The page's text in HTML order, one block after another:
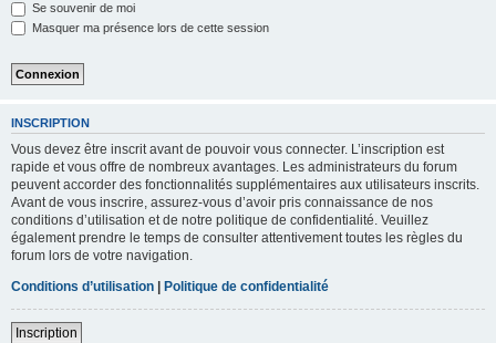
Se souvenir de moi
Masquer ma présence lors de cette session
INSCRIPTION
Vous devez être inscrit avant de pouvoir vous connecter. L’inscription est
rapide et vous offre de nombreux avantages. Les administrateurs du forum
peuvent accorder des fonctionnalités supplémentaires aux utilisateurs inscrits.
Avant de vous inscrire, assurez-vous d’avoir pris connaissance de nos
conditions d’utilisation et de notre politique de confidentialité. Veuillez
également prendre le temps de consulter attentivement toutes les règles du
forum lors de votre navigation.
Conditions d’utilisation | Politique de confidentialité
Inscription